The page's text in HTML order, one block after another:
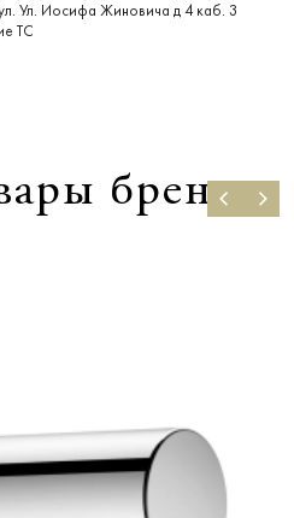
Ул. Иосифа Жиновича д 4 каб. 3
ТС
бренда